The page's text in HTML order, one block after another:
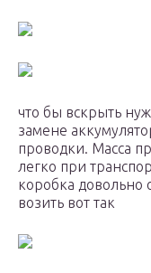
что бы вскрыть
замене
проводки. Масса
легко при
коробка довольно
возить вот так